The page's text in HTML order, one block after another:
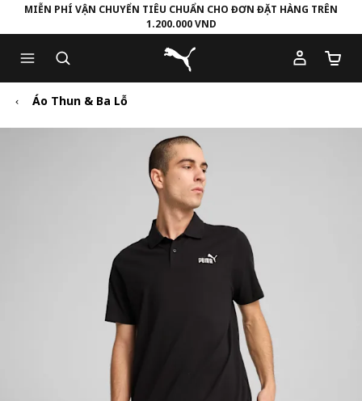
to
Main
content
to
Footer
Content
MIỄN PHÍ VẬN CHUYỂN TIÊU CHUẨN CHO ĐƠN ĐẶT HÀNG TRÊN
1.200.000 VND
Puma Trang chủ
Số
Áo Thun & Ba Lỗ